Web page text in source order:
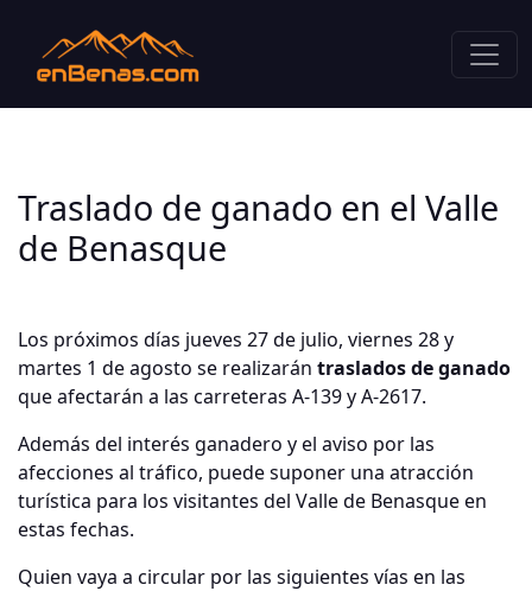
Traslado de ganado en el Valle
de Benasque
Los próximos días jueves 27 de julio, viernes 28 y
martes 1 de agosto se realizarán traslados de ganado
que afectarán a las carreteras A-139 y A-2617.
Además del interés ganadero y el aviso por las
afecciones al tráfico, puede suponer una atracción
turística para los visitantes del Valle de Benasque en
estas fechas.
Quien vaya a circular por las siguientes vías en las